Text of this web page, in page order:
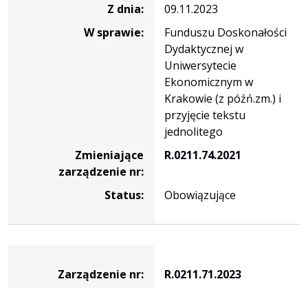
Z dnia:
09.11.2023
W sprawie:
Funduszu Doskonałości
Dydaktycznej w
Uniwersytecie
Ekonomicznym w
Krakowie (z późń.zm.) i
przyjęcie tekstu
jednolitego
Zmieniające
zarządzenie nr:
R.0211.74.2021
Status: Obowiązujące
Zarządzenie nr:
R.0211.71.2023